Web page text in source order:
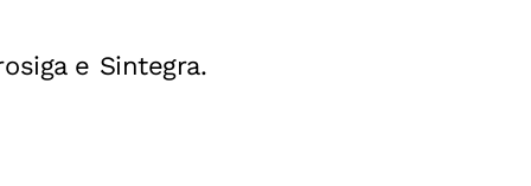
e Sintegra.